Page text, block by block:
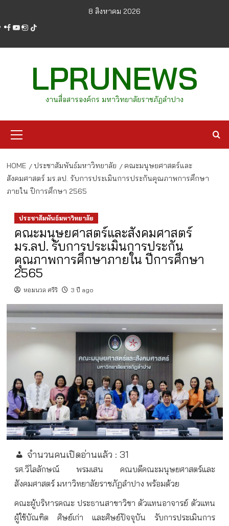
content
8 สิงหาคม 2026
facebook
youtube
instagram
tiktok
LPRUNEWS
งานสื่อสารองค์กร มหาวิทยาลัยราชภัฏลำปาง
Menu
HOME ประชาสัมพันธ์มหาวิทยาลัย
คณะมนุษยศาสตร์และ
สังคมศาสตร์ มร.ลป. รับการประเมินการประกันคุณภาพการศึกษา
ภายใน ปีการศึกษา 2565
ประชาสัมพันธ์มหาวิทยาลัย
คณะมนุษยศาสตร์และสังคมศาสตร์
มร.ลป. รับการประเมินการประกัน
คุณภาพการศึกษาภายใน ปีการศึกษา
2565
หอมนวล ศรีริ 3 ปี ago
จำนวนคนเปิดอ่านแล้ว : 31
รศ.วิไลลักษณ์ พรมเสน
คณบดีคณะมนุษยศาสตร์และ
สังคมศาสตร์ มหาวิทยาลัยราชภัฏลำปาง พร้อมด้วย
คณะผู้บริหารคณะ ประธานสาขาวิชา ตัวแทนอาจารย์ ตัวแทน
ผู้ใช้บัณฑิต
ศิษย์เก่า และศิษย์ปัจจุบัน
รับการประเมินการ